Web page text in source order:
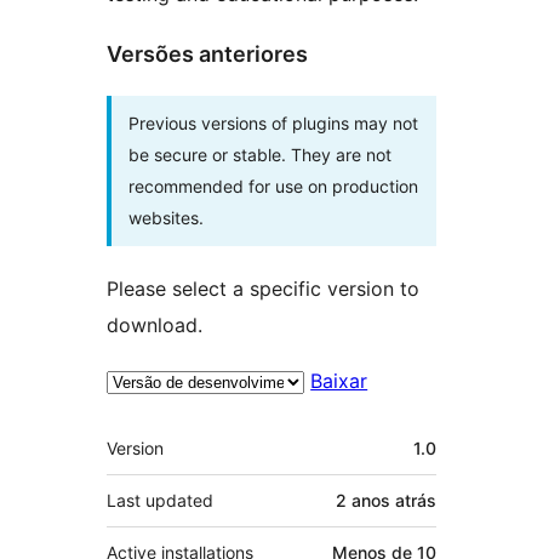
Versões anteriores
Previous versions of plugins may not
be secure or stable. They are not
recommended for use on production
websites.
Please select a specific version to
download.
Baixar
Meta
Version 1.0
Last updated 2 anos atrás
Active installations Menos de 10